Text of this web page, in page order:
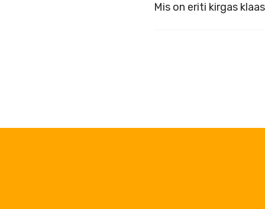
Mis on eriti kirgas